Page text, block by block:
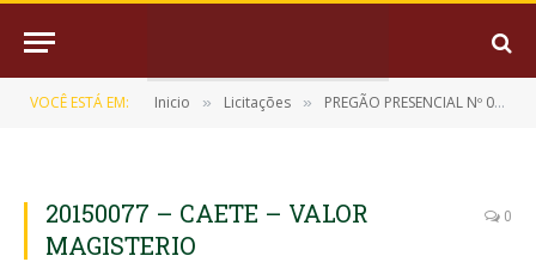
VOCÊ ESTÁ EM: Inicio » Licitações » PREGÃO PRESENCIAL Nº 003/2015-CPL/PMM
20150077 – CAETE – VALOR
MAGISTERIO
0